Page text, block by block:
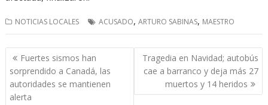
NOTICIAS LOCALES ACUSADO,ARTURO SABINAS, MAESTRO
Navegación
de
entradas
Fuertes sismos han
sorprendido a Canadá, las
autoridades se mantienen
alerta
Tragedia en Navidad; autobús
cae a barranco y deja más 27
muertos y 14 heridos